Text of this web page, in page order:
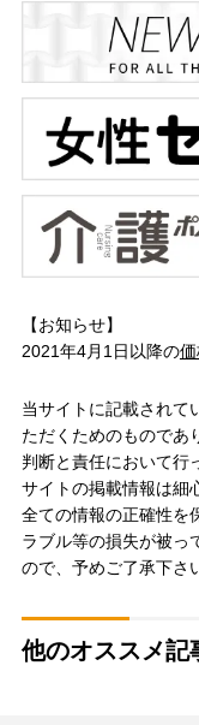
【お知らせ】
2021年4月1日以降の
当サイトに記載されて
ただくためのものであ
判断と責任において行
サイトの掲載情報は細
全ての情報の正確性を
ラブル等の損失が被っ
ので、予めご了承下さ
他のオススメ記